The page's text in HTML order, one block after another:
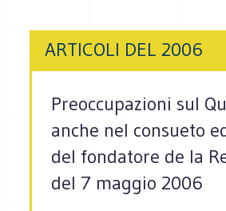
ARTICOLI DEL 2006
Preoccupazioni sul
anche nel consueto
del fondatore de la
del 7 maggio 2006